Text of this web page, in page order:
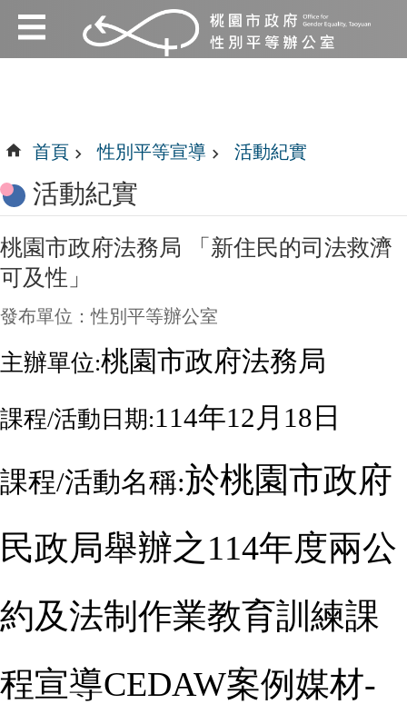
跳到主要內容區塊
:::
:::
首頁 性別平等宣導 活動紀實
活動紀實
桃園市政府法務局 「新住民的司法救濟
可及性」
發布單位：性別平等辦公室
主辦單位:桃園市政府法務局
課程/活動日期:114年12月18日
課程/活動名稱:於桃園市政府
民政局舉辦之114年度兩公
約及法制作業教育訓練課
程宣導CEDAW案例媒材-